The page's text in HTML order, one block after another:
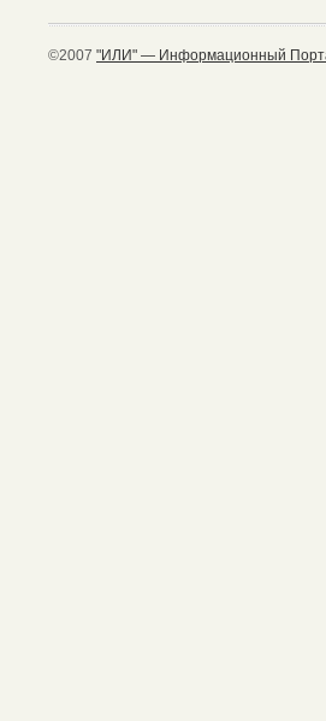
©2007 "ИЛИ" — Информационный